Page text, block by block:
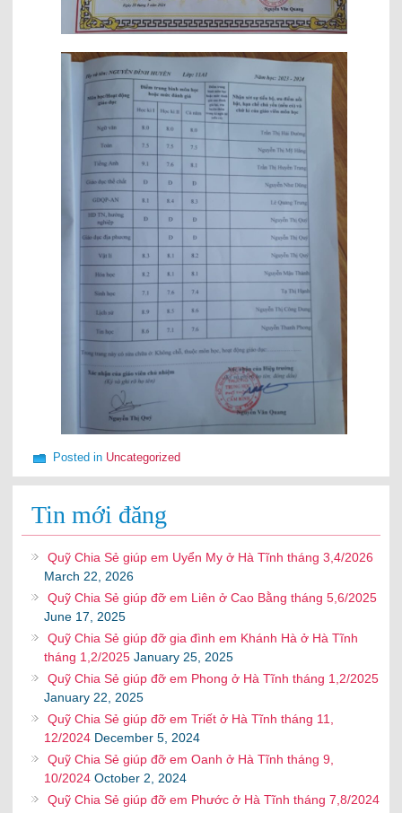
Posted in Uncategorized
Tin mới đăng
Quỹ Chia Sẻ giúp em Uyển My ở Hà Tĩnh tháng 3,4/2026
March 22, 2026
Quỹ Chia Sẻ giúp đỡ em Liên ở Cao Bằng tháng 5,6/2025
June 17, 2025
Quỹ Chia Sẻ giúp đỡ gia đình em Khánh Hà ở Hà Tĩnh
tháng 1,2/2025 January 25, 2025
Quỹ Chia Sẻ giúp đỡ em Phong ở Hà Tĩnh tháng 1,2/2025
January 22, 2025
Quỹ Chia Sẻ giúp đỡ em Triết ở Hà Tĩnh tháng 11,
12/2024 December 5, 2024
Quỹ Chia Sẻ giúp đỡ em Oanh ở Hà Tĩnh tháng 9,
10/2024 October 2, 2024
Quỹ Chia Sẻ giúp đỡ em Phước ở Hà Tĩnh tháng 7,8/2024